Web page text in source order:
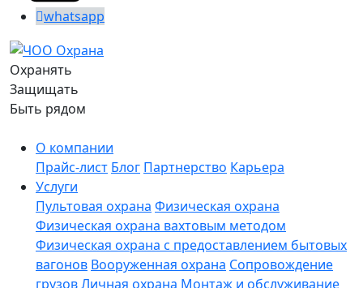
whatsapp
Охранять
Защищать
Быть рядом
О компании
Прайс-лист Блог Партнерство Карьера
Услуги
Пультовая охрана Физическая охрана
Физическая охрана вахтовым методом
Физическая охрана с предоставлением бытовых
вагонов Вооруженная охрана Сопровождение
грузовЛичная охрана Монтаж и обслуживание